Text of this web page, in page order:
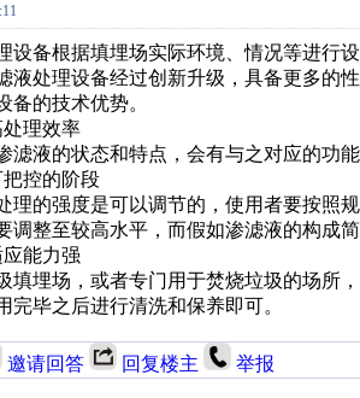
设备根据填埋场实际环境、情况等进行
液处理设备经过创新升级，具备更多的
备的技术优势。
理效率
滤液的状态和特点，会有与之对应的功
控的阶段
理的强度是可以调节的，使用者要按照
调整至较高水平，而假如渗滤液的构成
能力强
填埋场，或者专门用于焚烧垃圾的场所
完毕之后进行清洗和保养即可。
邀请回答 回复楼主 举报